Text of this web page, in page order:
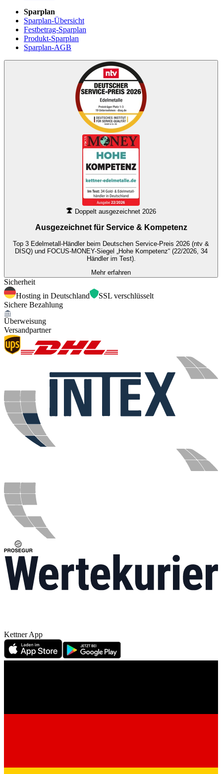
Sparplan
Sparplan-Übersicht
Festbetrag-Sparplan
Produkt-Sparplan
Sparplan-AGB
Doppelt ausgezeichnet 2026
Ausgezeichnet für Service & Kompetenz
Top 3 Edelmetall-Händler beim Deutschen Service-Preis 2026 (ntv &
DISQ) und FOCUS-MONEY-Siegel „Hohe Kompetenz“ (22/2026, 34
Händler im Test).
Mehr erfahren
Sicherheit
Hosting in Deutschland
SSL verschlüsselt
Sichere Bezahlung
Überweisung
Versandpartner
Kettner App